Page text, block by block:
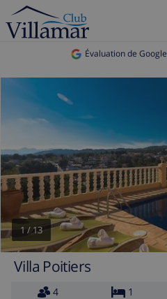
Évaluation de Google
1 / 13
Villa Poitiers
4
1